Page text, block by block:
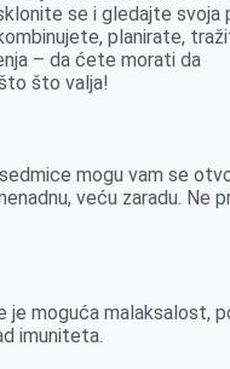
se i gledajte svoja
planirate,
– da ćete morati da
što valja!
mogu vam se
veću zaradu. Ne
je moguća malaksalost,
imuniteta.